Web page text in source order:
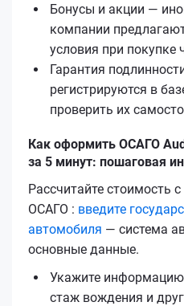
Бонусы и акции —
компании
условия при покупке
Гарантия
регистрируются в
проверить их
Как оформить ОСАГО
за 5 минут: пошаговая
Рассчитайте стоимость
ОСАГО : введите
автомобиля — система
основные данные.
Укажите информацию
стаж вождения и